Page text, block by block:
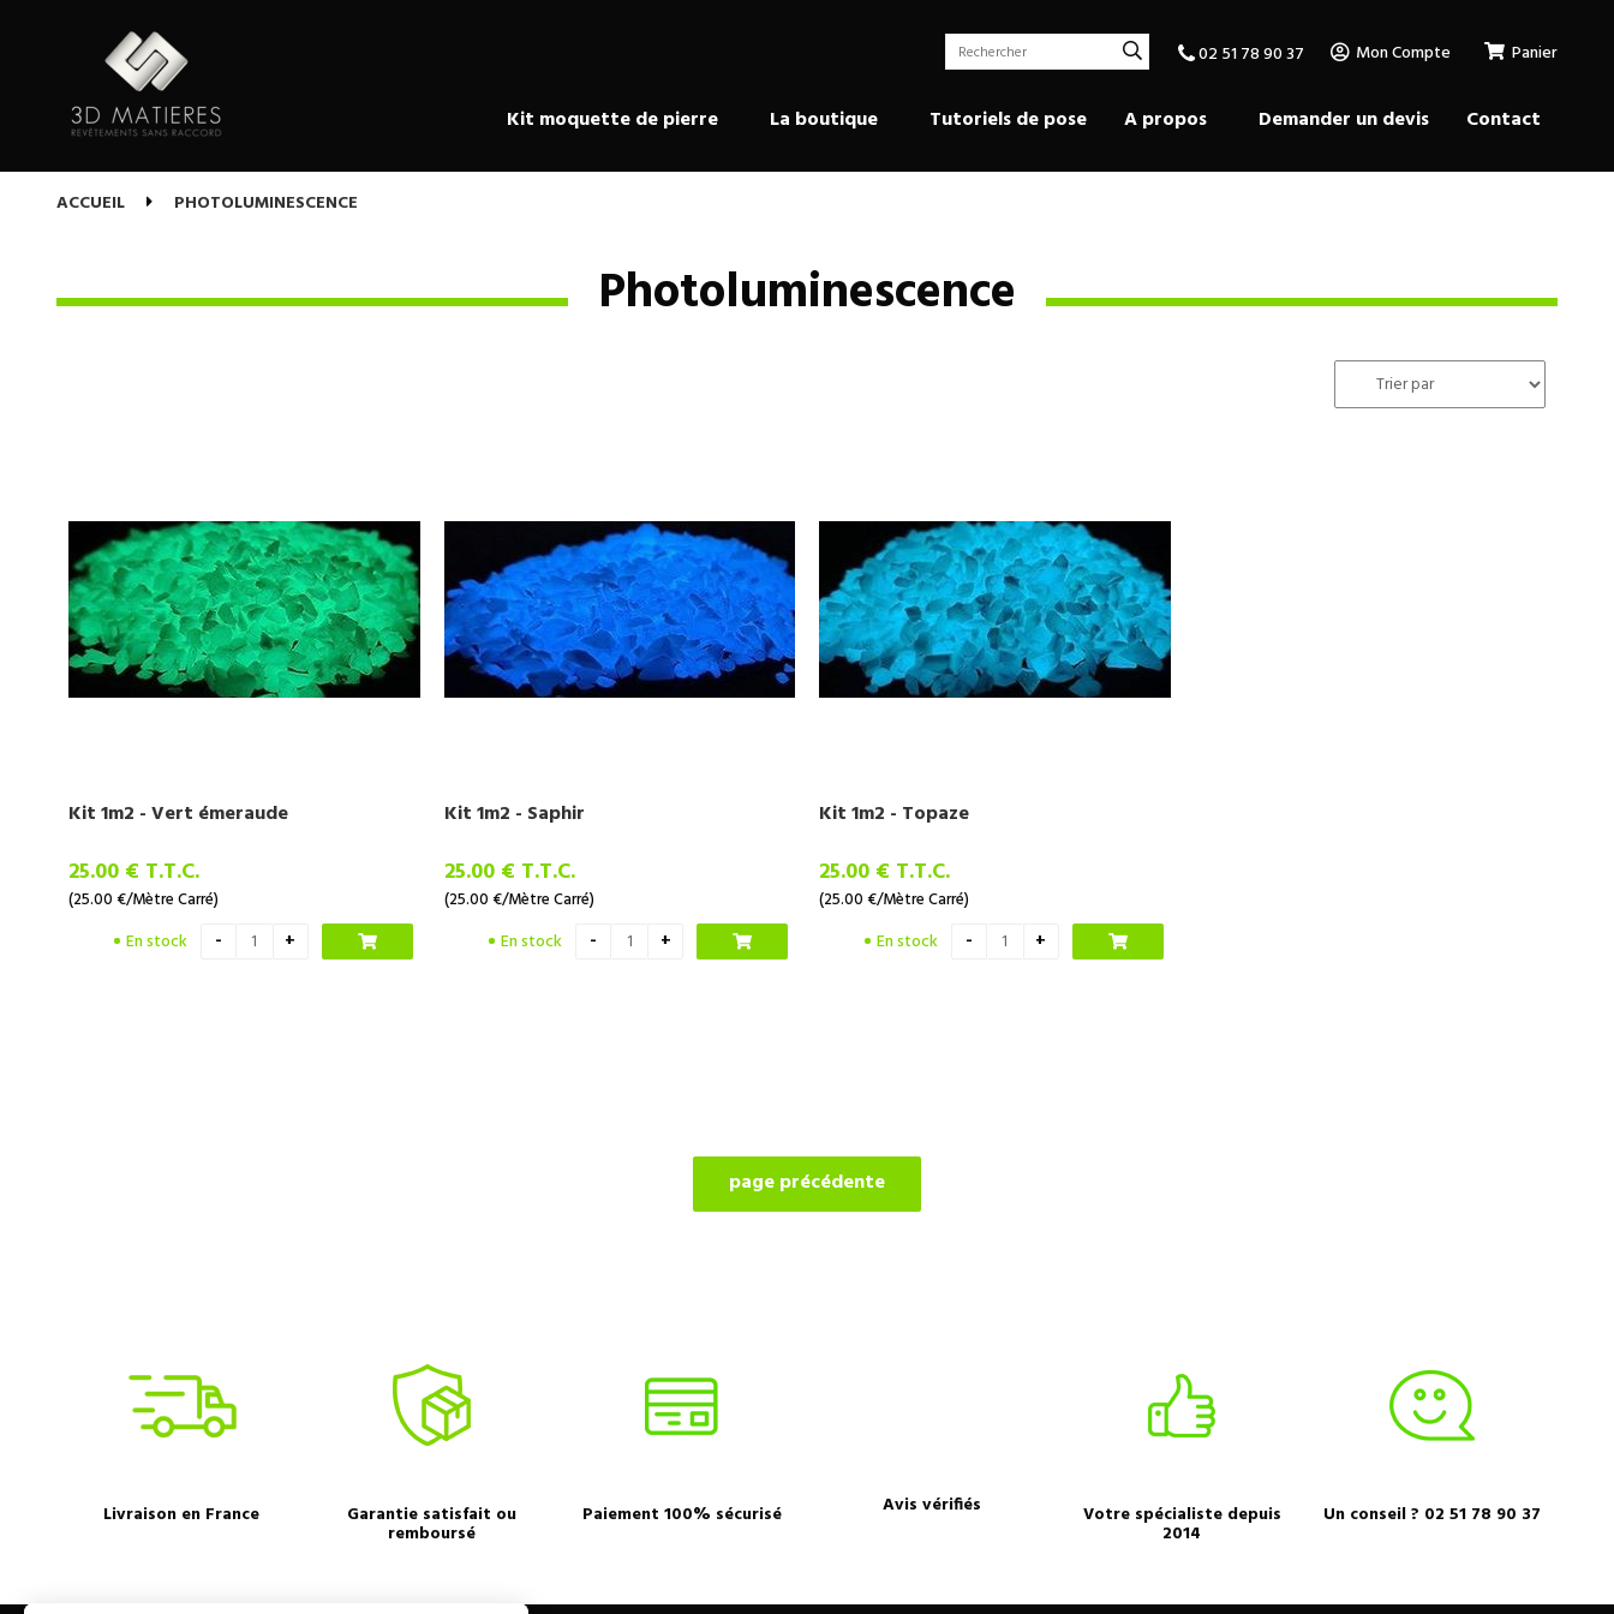
Mon Compte Panier
Kit moquette de pierre La boutique Tutoriels de pose A propos Demander un devis Contact
ACCUEIL PHOTOLUMINESCENCE
Photoluminescence
Kit 1m2 - Vert émeraude
(25.00€/Mètre Carré)
25.00 € T.T.C.
En stock
Kit 1m2 - Saphir
(25.00€/Mètre Carré)
25.00 € T.T.C.
En stock
Kit 1m2 - Topaze
(25.00€/Mètre Carré)
25.00 € T.T.C.
En stock
02 51 78 90 37
Livraison en France Garantie satisfait ou
remboursé
Paiement 100% sécurisé Avis vérifiés Votre spécialiste depuis
2014
Un conseil ? 02 51 78 90 37